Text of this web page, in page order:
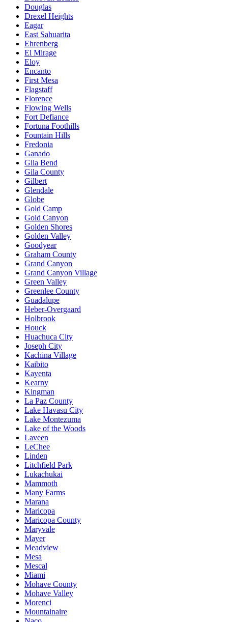
Douglas
Drexel Heights
Eagar
East Sahuarita
Ehrenberg
El Mirage
Eloy
Encanto
First Mesa
Flagstaff
Florence
Flowing Wells
Fort Defiance
Fortuna Foothills
Fountain Hills
Fredonia
Ganado
Gila Bend
Gila County
Gilbert
Glendale
Globe
Gold Camp
Gold Canyon
Golden Shores
Golden Valley
Goodyear
Graham County
Grand Canyon
Grand Canyon Village
Green Valley
Greenlee County
Guadalupe
Heber-Overgaard
Holbrook
Houck
Huachuca City
Joseph City
Kachina Village
Kaibito
Kayenta
Kearny
Kingman
La Paz County
Lake Havasu City
Lake Montezuma
Lake of the Woods
Laveen
LeChee
Linden
Litchfield Park
Lukachukai
Mammoth
Many Farms
Marana
Maricopa
Maricopa County
Maryvale
Mayer
Meadview
Mesa
Mescal
Miami
Mohave County
Mohave Valley
Morenci
Mountainaire